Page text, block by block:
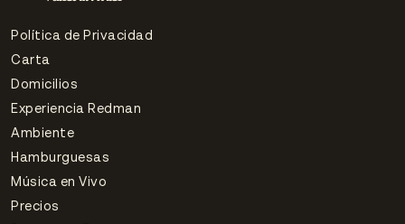
Política de Privacidad
Carta
Domicilios
Experiencia Redman
Ambiente
Hamburguesas
Música en Vivo
Precios